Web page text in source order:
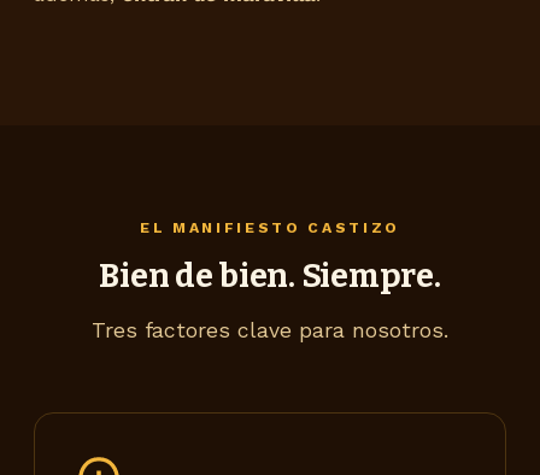
EL MANIFIESTO CASTIZO
Bien de bien. Siempre.
Tres factores clave para nosotros.